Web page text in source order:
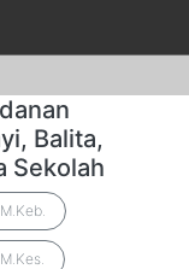
Balita,
Sekolah